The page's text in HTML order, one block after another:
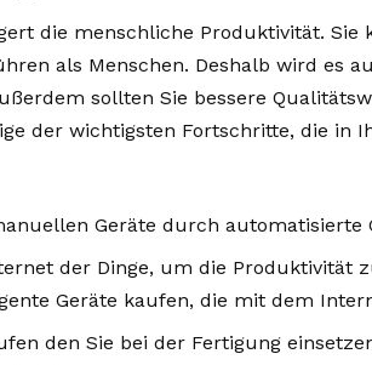
die menschliche Produktivität. Sie
als Menschen. Deshalb wird es
sollten Sie bessere
der wichtigsten Fortschritte, die in
Geräte durch automatisierte
der Dinge, um die Produktivität
Geräte kaufen, die mit dem
den Sie bei der Fertigung